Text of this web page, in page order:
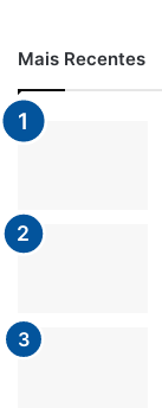
Mais Recentes